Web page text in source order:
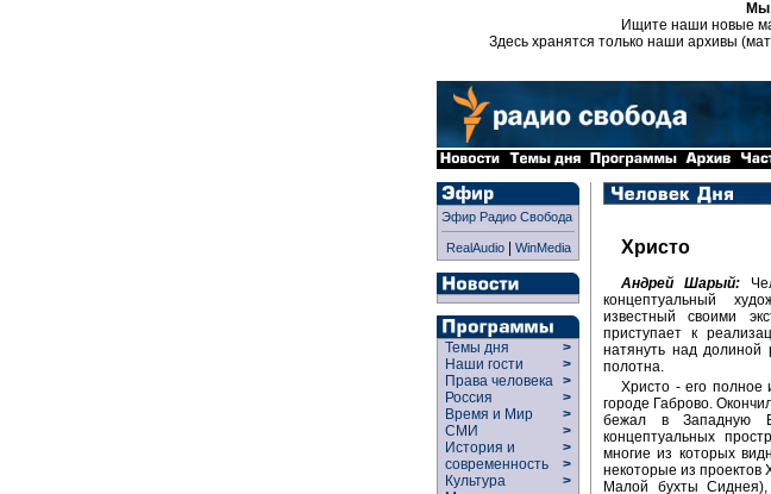
Мы
Ищите наши новые
Здесь хранятся только наши архивы
Эфир Радио Свобода
RealAudio| WinMedia
Темы дня
>
Наши гости
>
Права человека >
Россия
>
Время и Мир
>
СМИ
>
История и
современность
>
>
Культура
>
Христо
Андрей Шарый:
концептуальный
известный своими
приступает к
натянуть над
полотна.
Христо - его полное
городе Габрово.
бежал в Западную
концептуальных
многие из которых
некоторые из проектов
Малой бухты Сиднея),